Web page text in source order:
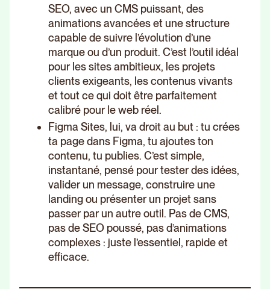
SEO, avec un CMS puissant, des
animations avancées et une structure
capable de suivre l’évolution d’une
marque ou d’un produit. C’est l’outil idéal
pour les sites ambitieux, les projets
clients exigeants, les contenus vivants
et tout ce qui doit être parfaitement
calibré pour le web réel.
Figma Sites, lui, va droit au but : tu crées
ta page dans Figma, tu ajoutes ton
contenu, tu publies. C’est simple,
instantané, pensé pour tester des idées,
valider un message, construire une
landing ou présenter un projet sans
passer par un autre outil. Pas de CMS,
pas de SEO poussé, pas d’animations
complexes : juste l’essentiel, rapide et
efficace.